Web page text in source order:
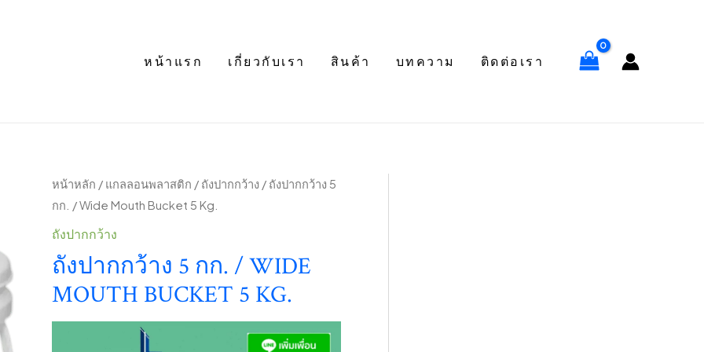
หน้าแรก เกี่ยวกับเรา สินค้า บทความ ติดต่อเรา
หน้าหลัก / แกลลอนพลาสติก / ถังปากกว้าง / ถังปากกว้าง 5
กก. / Wide Mouth Bucket 5 Kg.
ถังปากกว้าง
ถังปากกว้าง 5 กก. / WIDE
MOUTH BUCKET 5 KG.